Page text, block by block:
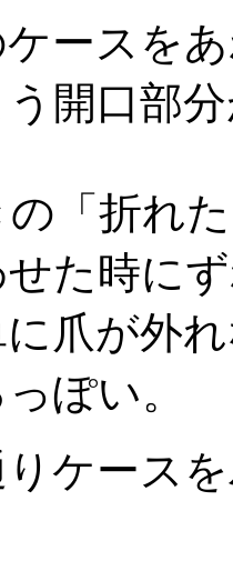
ースを
開口部
「折れ
た時に
爪が外
ぽい。
りケース